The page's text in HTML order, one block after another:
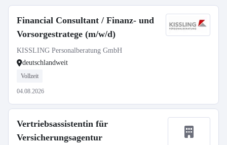
Financial Consultant / Finanz- und
Vorsorgestratege (m/w/d)
KISSLING Personalberatung GmbH
deutschlandweit
Vollzeit
04.08.2026
Vertriebsassistentin für
Versicherungsagentur